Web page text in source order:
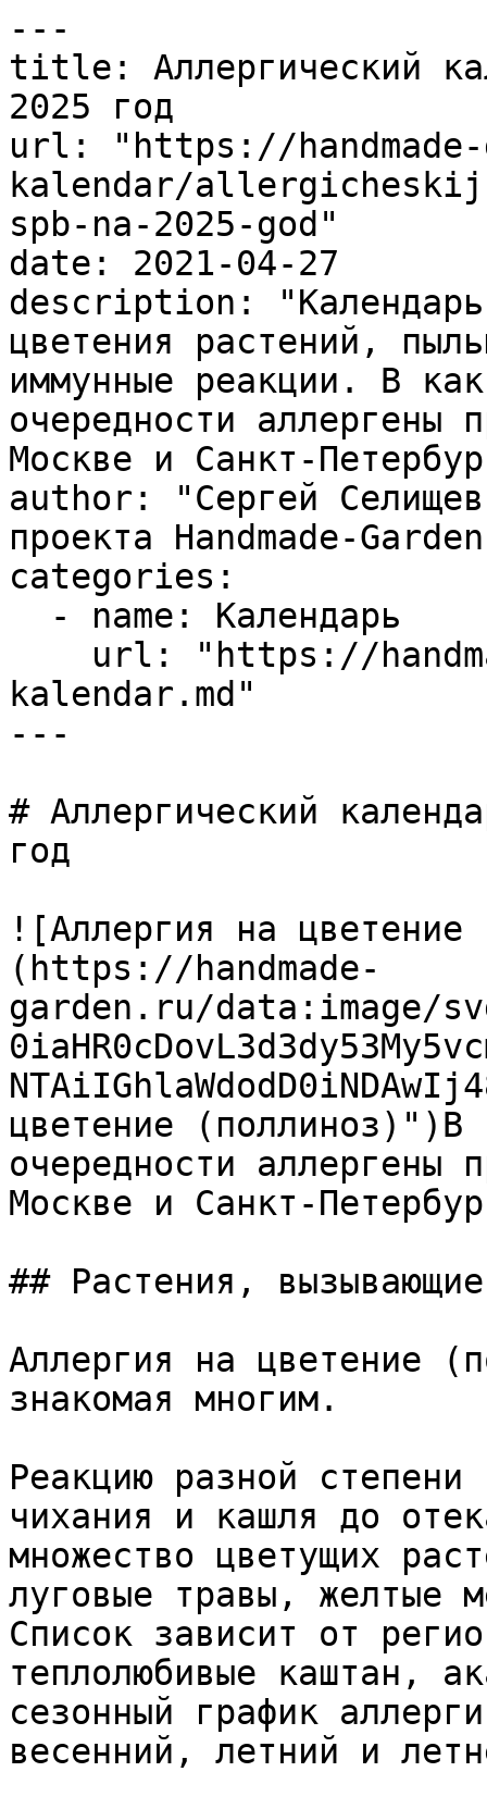
---
title: Аллергический
2025 год
url: "https://
kalendar/
spb-na-2025-god"
date: 2021-04-27
description:
цветения растений,
иммунные реакции. В
очередности аллергены
Москве и Санкт-
author: "Сергей
проекта Handmade-
categories:
kalendar.md"
---
# Аллергический
год
![Аллергия на
(https://handmade-
garden.ru/data:image/
цветение
очередности аллергены
Москве и Санкт-
## Растения,
Аллергия на цветение
знакомая многим.
Реакцию разной
чихания и кашля до
множество цветущих
луговые травы, желтые
Список зависит от
теплолюбивые каштан,
сезонный график
весенний, летний и